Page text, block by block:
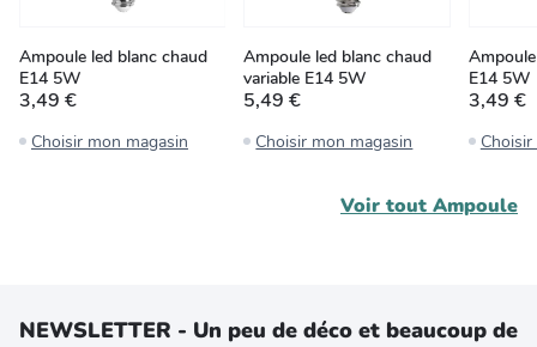
Ampoule led blanc chaud
E14 5W
3,49 €
Choisir mon magasin
Ampoule led blanc chaud
variable E14 5W
5,49 €
Choisir mon magasin
E14 5W
3,49 €
Voir tout Ampoule
NEWSLETTER - Un peu de déco et beaucoup de